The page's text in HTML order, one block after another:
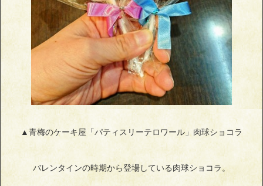
▲青梅のケーキ屋「パティスリーテロワール」肉球ショコラ
バレンタインの時期から登場している肉球ショコラ。